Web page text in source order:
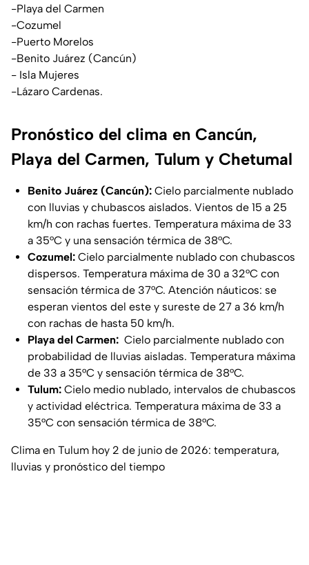
-Playa del Carmen
-Cozumel
-Puerto Morelos
-Benito Juárez (Cancún)
- Isla Mujeres
-Lázaro Cardenas.
Pronóstico del clima en Cancún,
Playa del Carmen, Tulum y Chetumal
Benito Juárez (Cancún): Cielo parcialmente nublado
con lluvias y chubascos aislados. Vientos de 15 a 25
km/h con rachas fuertes. Temperatura máxima de 33
a 35°C y una sensación térmica de 38°C.
Cozumel: Cielo parcialmente nublado con chubascos
dispersos. Temperatura máxima de 30 a 32°C con
sensación térmica de 37°C. Atención náuticos: se
esperan vientos del este y sureste de 27 a 36 km/h
con rachas de hasta 50 km/h.
Playa del Carmen: Cielo parcialmente nublado con
probabilidad de lluvias aisladas. Temperatura máxima
de 33 a 35°C y sensación térmica de 38°C.
Tulum: Cielo medio nublado, intervalos de chubascos
y actividad eléctrica. Temperatura máxima de 33 a
35°C con sensación térmica de 38°C.
Clima en Tulum hoy 2 de junio de 2026: temperatura,
lluvias y pronóstico del tiempo